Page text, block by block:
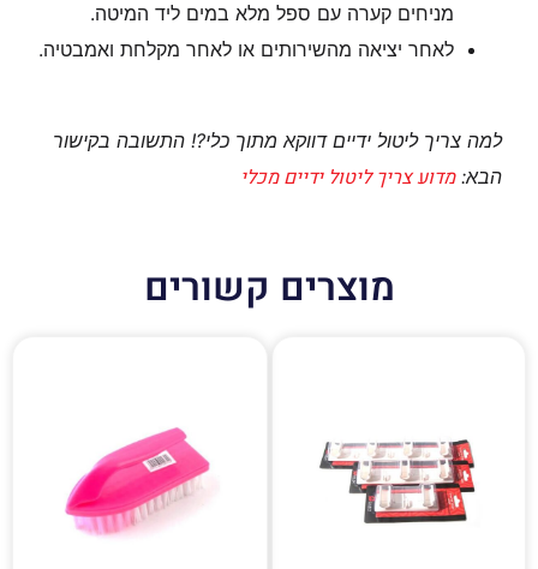
מניחים קערה עם ספל מלא במים ליד המיטה.
לאחר יציאה מהשירותים או לאחר מקלחת ואמבטיה.
למה צריך ליטול ידיים דווקא מתוך כלי?! התשובה בקישור
הבא:מדוע צריך ליטול ידיים מכלי
מוצרים קשורים